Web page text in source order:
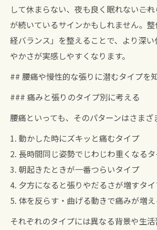
して休まらない、夜も良く眠れない――こ
が続いているサインかもしれません。
経バランス」を整えることで、より深
やかさが実感しやすくなります。
## 腰痛や慢性的な張りに潜むタイプを
### 痛みと張りのタイプ別に考える
腰痛といっても、そのパターンはさまざ
1. 動かした時にズキッと痛むタイプ
2. 長時間同じ姿勢でじわじわ重くなる
3. 朝起きたときが一番つらいタイプ
4. 夕方になると張りやだるさが増すタ
5. 体を反らす・曲げる動きで痛みが増
それぞれのタイプには異なる背景や生